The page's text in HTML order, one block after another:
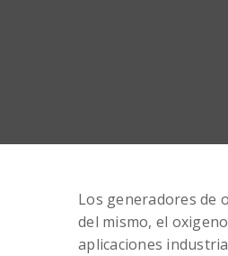
Los generadores de
del mismo, el
aplicaciones